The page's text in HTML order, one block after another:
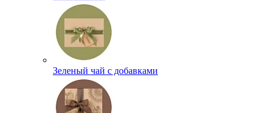
Зеленый чай с добавками